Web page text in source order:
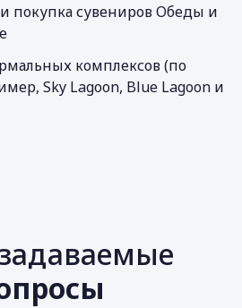
покупка сувениров Обеды и
комплексов (по
Sky Lagoon, Blue Lagoon и